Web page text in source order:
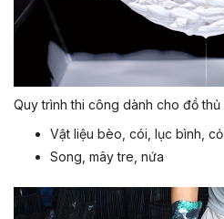
Quy trình thi công dành cho đồ thủ
Vật liệu bèo, cói, lục bình,
Song, mây tre, nứa